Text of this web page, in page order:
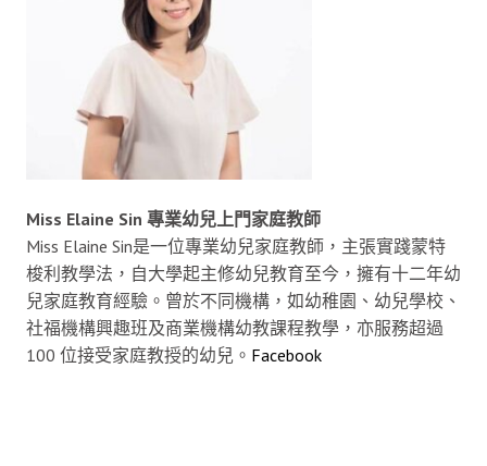
Miss Elaine Sin 專業幼兒上門家庭教師
Miss Elaine Sin是一位專業幼兒家庭教師，主張實踐蒙特
梭利教學法，自大學起主修幼兒教育至今，擁有十二年幼
兒家庭教育經驗。曾於不同機構，如幼稚園、幼兒學校、
社福機構興趣班及商業機構幼教課程教學，亦服務超過
100 位接受家庭教授的幼兒。 Facebook